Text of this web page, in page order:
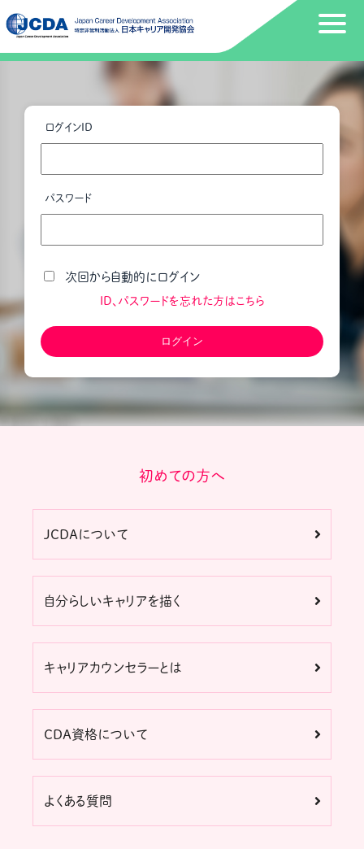
ログインID
パスワード
次回から自動的にログイン
ID、パスワードを忘れた方はこちら
初めての方へ
JCDAについて
自分らしいキャリアを描く
キャリアカウンセラーとは
CDA資格について
よくある質問